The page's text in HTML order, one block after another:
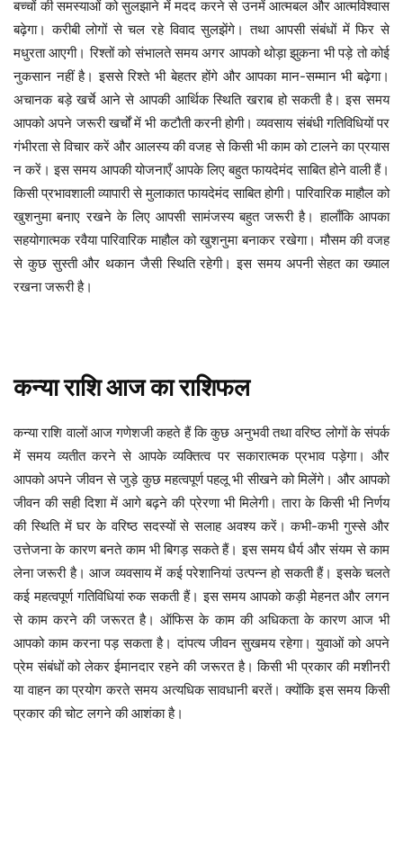
बच्चों की समस्याओं को सुलझाने में मदद करने से उनमें आत्मबल और आत्मविश्वास
बढ़ेगा। करीबी लोगों से चल रहे विवाद सुलझेंगे। तथा आपसी संबंधों में फिर से
मधुरता आएगी। रिश्तों को संभालते समय अगर आपको थोड़ा झुकना भी पड़े तो कोई
नुकसान नहीं है। इससे रिश्ते भी बेहतर होंगे और आपका मान-सम्मान भी बढ़ेगा।
अचानक बड़े खर्चे आने से आपकी आर्थिक स्थिति खराब हो सकती है। इस समय
आपको अपने जरूरी खर्चों में भी कटौती करनी होगी। व्यवसाय संबंधी गतिविधियों पर
गंभीरता से विचार करें और आलस्य की वजह से किसी भी काम को टालने का प्रयास
न करें। इस समय आपकी योजनाएँ आपके लिए बहुत फायदेमंद साबित होने वाली हैं।
किसी प्रभावशाली व्यापारी से मुलाकात फायदेमंद साबित होगी। पारिवारिक माहौल को
खुशनुमा बनाए रखने के लिए आपसी सामंजस्य बहुत जरूरी है। हालाँकि आपका
सहयोगात्मक रवैया पारिवारिक माहौल को खुशनुमा बनाकर रखेगा। मौसम की वजह
से कुछ सुस्ती और थकान जैसी स्थिति रहेगी। इस समय अपनी सेहत का ख्याल
रखना जरूरी है।
कन्या राशि आज का राशिफल
कन्या राशि वालों आज गणेशजी कहते हैं किकुछ अनुभवी तथा वरिष्ठ लोगों के संपर्क
में समय व्यतीत करने से आपके व्यक्तित्व पर सकारात्मक प्रभाव पड़ेगा। और
आपको अपने जीवन से जुड़े कुछ महत्वपूर्ण पहलू भी सीखने को मिलेंगे। और आपको
जीवन की सही दिशा में आगे बढ़ने की प्रेरणा भी मिलेगी। तारा के किसी भी निर्णय
की स्थिति में घर के वरिष्ठ सदस्यों से सलाह अवश्य करें। कभी-कभी गुस्से और
उत्तेजना के कारण बनते काम भी बिगड़ सकते हैं। इस समय धैर्य और संयम से काम
लेना जरूरी है। आज व्यवसाय में कई परेशानियां उत्पन्न हो सकती हैं। इसके चलते
कई महत्वपूर्ण गतिविधियां रुक सकती हैं। इस समय आपको कड़ी मेहनत और लगन
से काम करने की जरूरत है। ऑफिस के काम की अधिकता के कारण आज भी
आपको काम करना पड़ सकता है। दांपत्य जीवन सुखमय रहेगा। युवाओं को अपने
प्रेम संबंधों को लेकर ईमानदार रहने की जरूरत है। किसी भी प्रकार की मशीनरी
या वाहन का प्रयोग करते समय अत्यधिक सावधानी बरतें। क्योंकि इस समय किसी
प्रकार की चोट लगने की आशंका है।